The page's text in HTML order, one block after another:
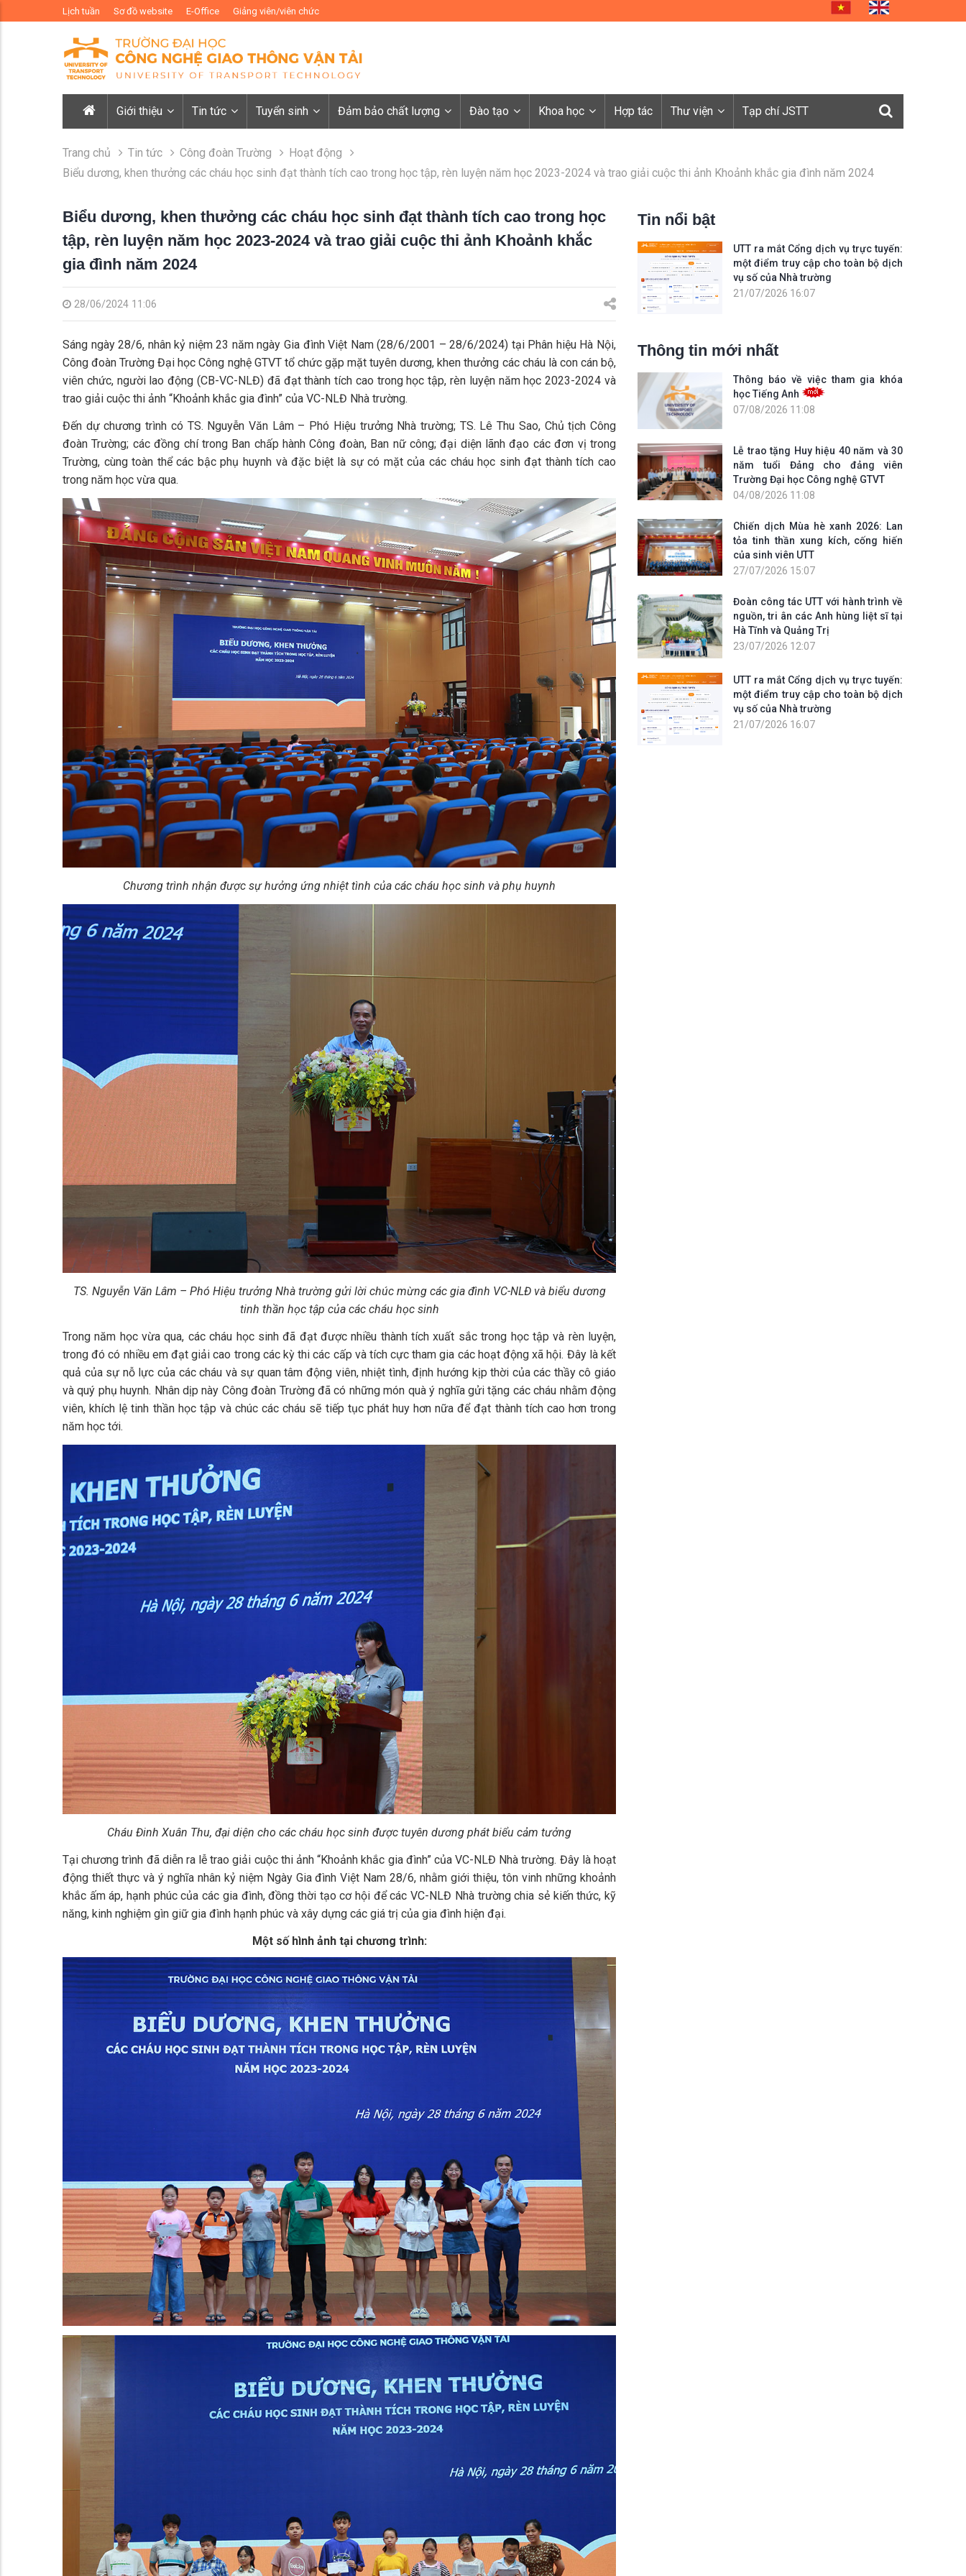
Lịch tuần Sơ đồ website E-Office Giảng viên/viên chức
Giới thiệu Tin tức Tuyển sinh Đảm bảo chất lượng Đào tạo Khoa học Hợp tác Thư viện Tạp chí JSTT
Trang chủ Tin tức Công đoàn Trường
Hoạt động
Biểu dương, khen thưởng các cháu học sinh đạt thành tích cao trong học tập, rèn luyện năm học 2023-2024 và trao giải cuộc thi ảnh Khoảnh khắc gia đình năm 2024
Biểu dương, khen thưởng các cháu học sinh đạt thành tích cao trong học
tập, rèn luyện năm học 2023-2024 và trao giải cuộc thi ảnh Khoảnh khắc
gia đình năm 2024
28/06/2024 11:06
Sáng ngày 28/6, nhân kỷ niệm 23 năm ngày Gia đình Việt Nam (28/6/2001 – 28/6/2024) tại Phân hiệu Hà Nội,
Công đoàn Trường Đại học Công nghệ GTVT tổ chức gặp mặt tuyên dương, khen thưởng các cháu là con cán bộ,
viên chức, người lao động (CB-VC-NLĐ) đã đạt thành tích cao trong học tập, rèn luyện năm học 2023-2024 và
trao giải cuộc thi ảnh “Khoảnh khắc gia đình” của VC-NLĐ Nhà trường.
Đến dự chương trình có TS. Nguyễn Văn Lâm – Phó Hiệu trưởng Nhà trường; TS. Lê Thu Sao, Chủ tịch Công
đoàn Trường; các đồng chí trong Ban chấp hành Công đoàn, Ban nữ công; đại diện lãnh đạo các đơn vị trong
Trường, cùng toàn thể các bậc phụ huynh và đặc biệt là sự có mặt của các cháu học sinh đạt thành tích cao
trong năm học vừa qua.
Chương trình nhận được sự hưởng ứng nhiệt tình của các cháu học sinh và phụ huynh
TS. Nguyễn Văn Lâm – Phó Hiệu trưởng Nhà trường gửi lời chúc mừng các gia đình VC-NLĐ và biểu dương
tinh thần học tập của các cháu học sinh
Trong năm học vừa qua, các cháu học sinh đã đạt được nhiều thành tích xuất sắc trong học tập và rèn luyện,
trong đó có nhiều em đạt giải cao trong các kỳ thi các cấp và tích cực tham gia các hoạt động xã hội. Đây là kết
quả của sự nỗ lực của các cháu và sự quan tâm động viên, nhiệt tình, định hướng kịp thời của các thầy cô giáo
và quý phụ huynh. Nhân dịp này Công đoàn Trường đã có những món quà ý nghĩa gửi tặng các cháu nhằm động
viên, khích lệ tinh thần học tập và chúc các cháu sẽ tiếp tục phát huy hơn nữa để đạt thành tích cao hơn trong
năm học tới.
Cháu Đinh Xuân Thu, đại diện cho các cháu học sinh được tuyên dương phát biểu cảm tưởng
Tại chương trình đã diễn ra lễ trao giải cuộc thi ảnh “Khoảnh khắc gia đình” của VC-NLĐ Nhà trường. Đây là hoạt
động thiết thực và ý nghĩa nhân kỷ niệm Ngày Gia đình Việt Nam 28/6, nhằm giới thiệu, tôn vinh những khoảnh
khắc ấm áp, hạnh phúc của các gia đình, đồng thời tạo cơ hội để các VC-NLĐ Nhà trường chia sẻ kiến thức, kỹ
năng, kinh nghiệm gìn giữ gia đình hạnh phúc và xây dựng các giá trị của gia đình hiện đại.
Một số hình ảnh tại chương trình:
Tin nổi bật
UTT ra mắt Cổng dịch vụ trực tuyến:
một điểm truy cập cho toàn bộ dịch
vụ số của Nhà trường
21/07/2026 16:07
Thông tin mới nhất
Thông báo về việc tham gia khóa
học Tiếng Anh
07/08/2026 11:08
Lễ trao tặng Huy hiệu 40 năm và 30
năm tuổi Đảng cho đảng viên
Trường Đại học Công nghệ GTVT
04/08/2026 11:08
Chiến dịch Mùa hè xanh 2026: Lan
tỏa tinh thần xung kích, cống hiến
của sinh viên UTT
27/07/2026 15:07
Đoàn công tác UTT với hành trình về
nguồn, tri ân các Anh hùng liệt sĩ tại
Hà Tĩnh và Quảng Trị
23/07/2026 12:07
UTT ra mắt Cổng dịch vụ trực tuyến:
một điểm truy cập cho toàn bộ dịch
vụ số của Nhà trường
21/07/2026 16:07